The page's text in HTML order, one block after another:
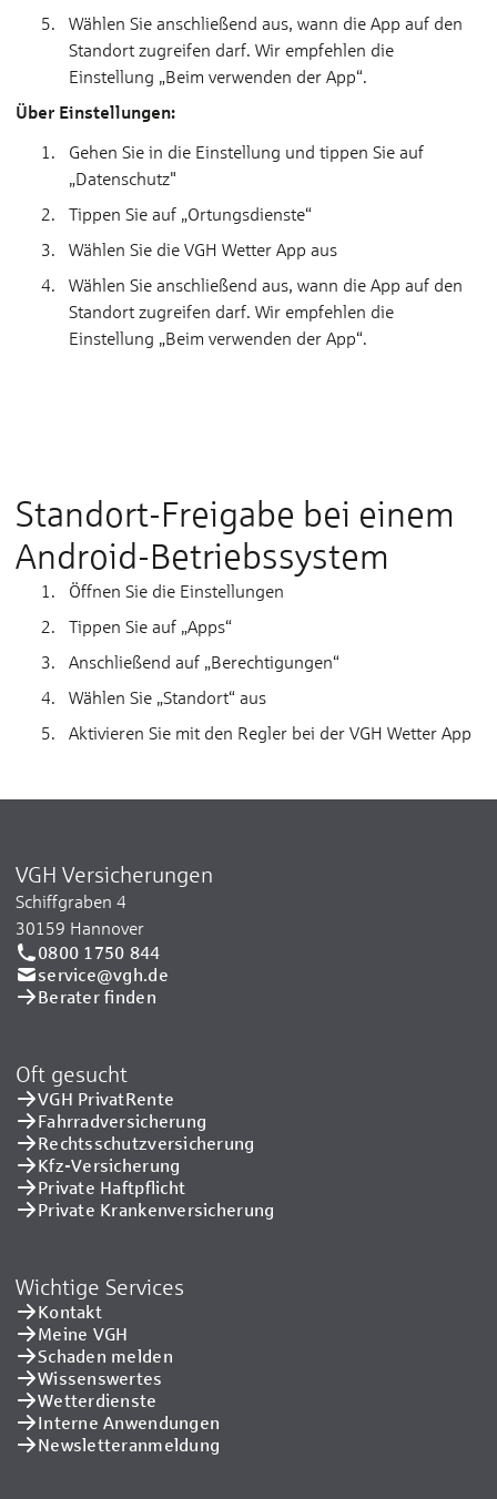
Wählen Sie anschließend aus, wann die App auf den
Standort zugreifen darf. Wir empfehlen die
Einstellung „Beim verwenden der App“.
Über Einstellungen:
Gehen Sie in die Einstellung und tippen Sie auf
„Datenschutz"
Tippen Sie auf „Ortungsdienste“
Wählen Sie die VGH Wetter App aus
Wählen Sie anschließend aus, wann die App auf den
Standort zugreifen darf. Wir empfehlen die
Einstellung „Beim verwenden der App“.
Standort-Freigabe bei einem
Android-Betriebssystem
Öffnen Sie die Einstellungen
Tippen Sie auf „Apps“
Anschließend auf „Berechtigungen“
Wählen Sie „Standort“ aus
Aktivieren Sie mit den Regler bei der VGH Wetter App
VGH Versicherungen
Schiffgraben 4
30159 Hannover
0800 1750 844
service@vgh.de
Berater finden
Oft gesucht
VGH PrivatRente
Fahrradversicherung
Rechtsschutzversicherung
Kfz-Versicherung
Private Haftpflicht
Private Kranken­versicherung
Wichtige Services
Kontakt
Meine VGH
Schaden melden
Wissenswertes
Wetterdienste
Interne Anwendungen
Newsletteranmeldung